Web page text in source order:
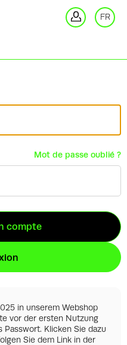
FR
Mot de passe oublié ?
compte
in unserem Webshop
vor der ersten Nutzung
Klicken Sie dazu
Sie dem Link in der